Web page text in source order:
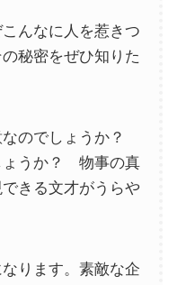
んなに人を惹きつ
秘密をぜひ知りた
なのでしょうか？
ょうか？ 物事の真
きる文才がうらや
ります。素敵な企